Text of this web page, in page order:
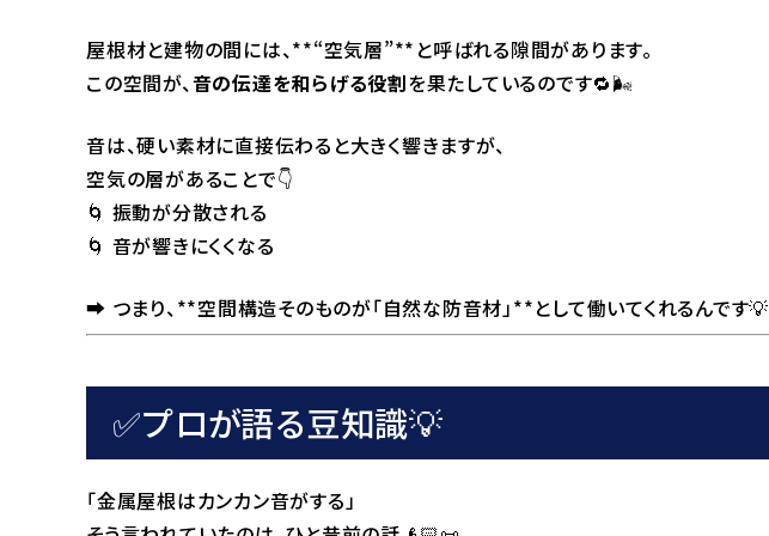
屋根材と建物の間には、**“空気層”**と呼ばれる隙間があります。
この空間が、音の伝達を和らげる役割を果たしているのです🔁🌬️
音は、硬い素材に直接伝わると大きく響きますが、
空気の層があることで👇
🌀 振動が分散される
🌀 音が響きにくくなる
➡️ つまり、**空間構造そのものが「自然な防音材」**として働いてくれるんです💡
✅プロが語る豆知識💡
「金属屋根はカンカン音がする」――